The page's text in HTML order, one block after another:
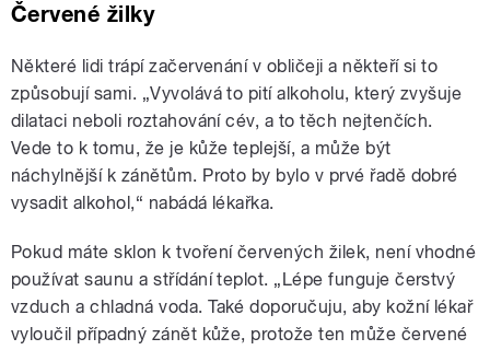
Červené žilky
Některé lidi trápí začervenání v obličeji a někteří si to
způsobují sami. „Vyvolává to pití alkoholu, který zvyšuje
dilataci neboli roztahování cév, a to těch nejtenčích.
Vede to k tomu, že je kůže teplejší, a může být
náchylnější k zánětům. Proto by bylo v prvé řadě dobré
vysadit alkohol,“ nabádá lékařka.
Pokud máte sklon k tvoření červených žilek, není vhodné
používat saunu a střídání teplot. „Lépe funguje čerstvý
vzduch a chladná voda. Také doporučuju, aby kožní lékař
vyloučil případný zánět kůže, protože ten může červené